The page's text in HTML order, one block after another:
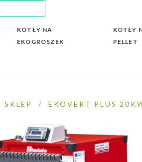
KOTŁY NA
EKOGROSZEK
KOTŁY
PELLET
SKLEP / EKOVERT PLUS